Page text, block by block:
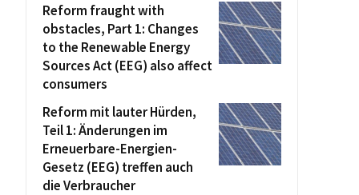
Reform fraught with
obstacles, Part 1: Changes
to the Renewable Energy
Sources Act (EEG) also affect
consumers
Reform mit lauter Hürden,
Teil 1: Änderungen im
Erneuerbare-Energien-
Gesetz (EEG) treffen auch
die Verbraucher